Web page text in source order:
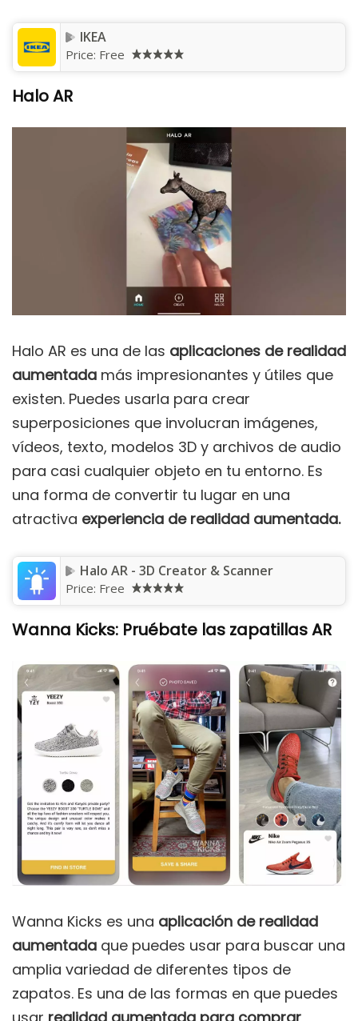
IKEA
Price: Free
Halo AR
Halo AR es una de las aplicaciones de realidad
aumentada más impresionantes y útiles que
existen. Puedes usarla para crear
superposiciones que involucran imágenes,
vídeos, texto, modelos 3D y archivos de audio
para casi cualquier objeto en tu entorno. Es
una forma de convertir tu lugar en una
atractiva experiencia de realidad aumentada.
Halo AR - 3D Creator & Scanner
Price: Free
Wanna Kicks: Pruébate las zapatillas AR
Wanna Kicks es una aplicación de realidad
aumentada que puedes usar para buscar una
amplia variedad de diferentes tipos de
zapatos. Es una de las formas en que puedes